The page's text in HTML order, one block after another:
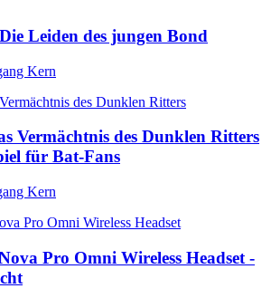
Leiden des jungen Bond
Kern
Vermächtnis des Dunklen Ritters
für Bat-Fans
Kern
Pro Omni Wireless Headset -